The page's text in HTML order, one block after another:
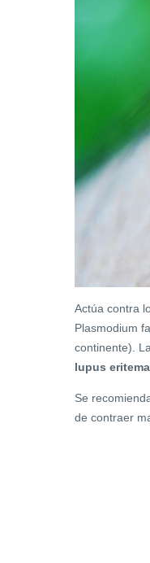
Actúa contra
Plasmodium
continente).
lupus
Se
de contraer